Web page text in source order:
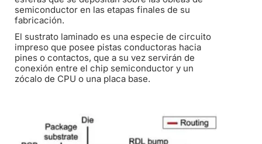
semiconductor en las etapas finales de su
fabricación.
El sustrato laminado es una especie de circuito
impreso que posee pistas conductoras hacia
pines o contactos, que a su vez servirán de
conexión entre el chip semiconductor y un
zócalo de CPU o una placa base.